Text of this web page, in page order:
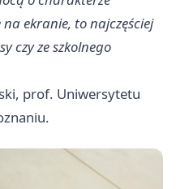
na ekranie, to najczęściej
czy ze szkolnego
prof. Uniwersytetu